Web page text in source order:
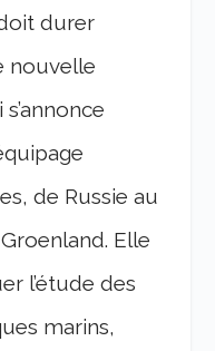
durer
nouvelle
de Russie au
Elle
l’étude des
marins,